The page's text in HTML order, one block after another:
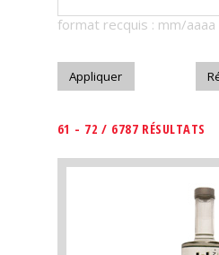
Télécharger
format recquis : mm/aaaa
61 - 72 / 6787 RÉSULTATS